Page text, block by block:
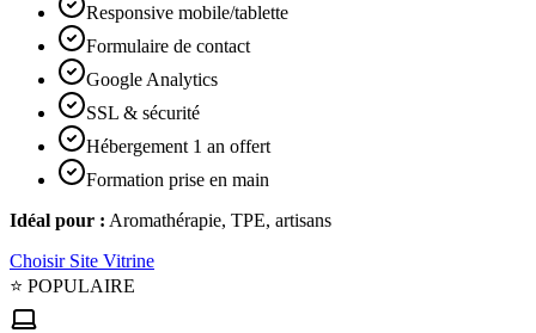
Responsive mobile/tablette
Formulaire de contact
Google Analytics
SSL & sécurité
Hébergement 1 an offert
Formation prise en main
Idéal pour : Aromathérapie, TPE, artisans
Choisir Site Vitrine
⭐ POPULAIRE